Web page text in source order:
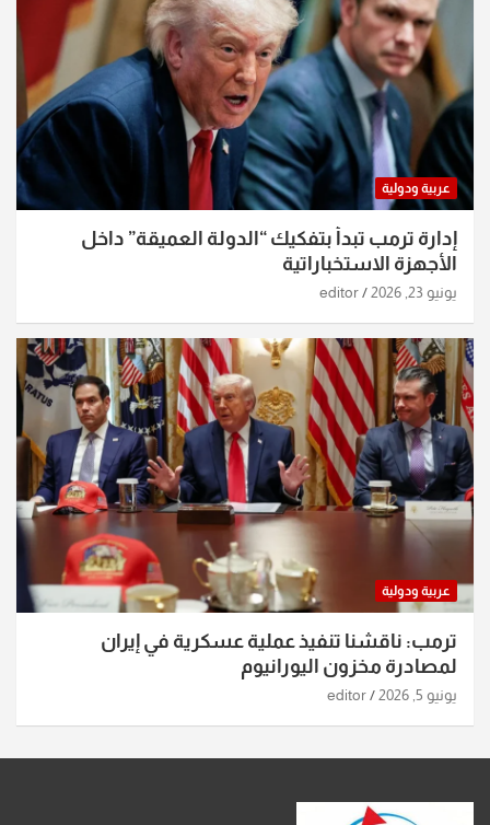
عربية ودولية
إدارة ترمب تبدأ بتفكيك “الدولة العميقة” داخل
الأجهزة الاستخباراتية
يونيو 23, 2026 editor
عربية ودولية
ترمب: ناقشنا تنفيذ عملية عسكرية في إيران
لمصادرة مخزون اليورانيوم
يونيو 5, 2026 editor